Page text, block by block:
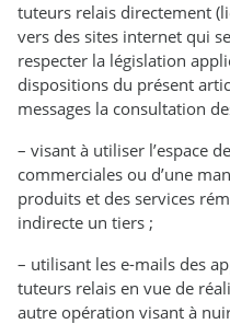
tuteurs relais directement
vers des sites internet qui
respecter la législation
dispositions du présent
messages la consultation
– visant à utiliser l’espace
commerciales ou d’une
produits et des services
indirecte un tiers ;
– utilisant les e-mails des
tuteurs relais en vue de
autre opération visant à